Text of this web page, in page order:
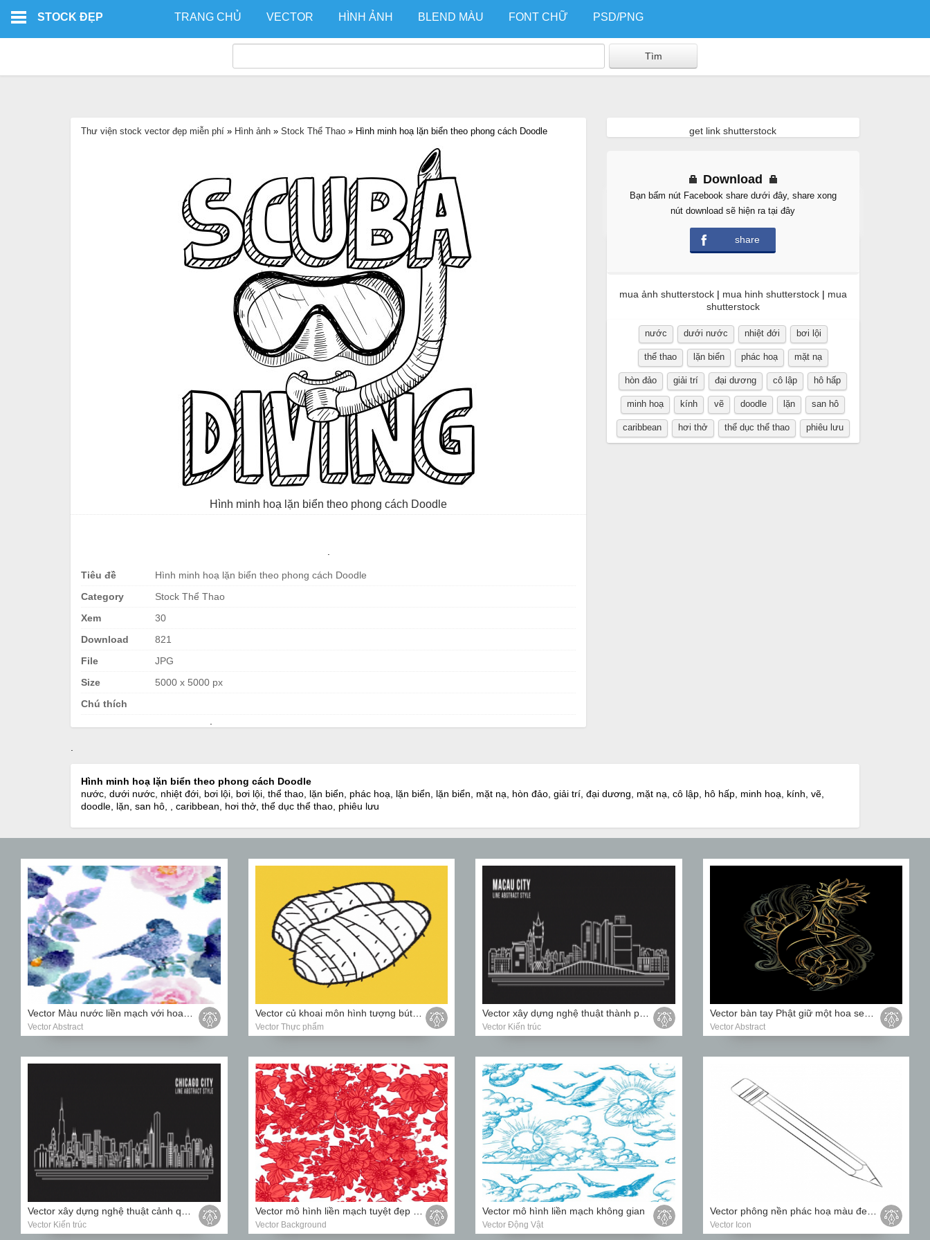
STOCK ĐẸP TRANG CHỦ VECTOR HÌNH ẢNH BLEND MÀU FONT CHỮ PSD/PNG
Thư viện stock vector đẹp miễn phí » Hình ảnh » Stock Thể Thao » Hình minh hoạ lặn biển theo phong cách Doodle
Hình minh hoạ lặn biển theo phong cách Doodle
Tiêu đề
Hình minh hoạ lặn biển theo phong cách Doodle
Category
Stock Thể Thao
Xem
30
Download
821
File
JPG
Size
5000 x 5000 px
Chú thích
get link shutterstock
Free Download
Download
Bạn bấm nút Facebook share dưới đây, share xong
nút download sẽ hiện ra tại đây
share
mua ảnh shutterstock| mua hinh shutterstock| mua
shutterstock
nước dưới nước nhiệt đới bơi lội
thể thao lặn biển phác hoạ mặt nạ
hòn đảo giải trí đại dương cô lập hô hấp
minh hoạ kính vẽ doodle lặn san hô
caribbean hơi thở thể dục thể thao phiêu lưu
Hình minh hoạ lặn biển theo phong cách Doodle
nước, dưới nước, nhiệt đới, bơi lội, bơi lội, thể thao, lặn biển, phác hoạ, lặn biển, lặn biển, mặt nạ, hòn đảo, giải trí, đại dương, mặt nạ, cô lập, hô hấp, minh hoạ, kính, vẽ,
doodle, lặn, san hô, , caribbean, hơi thở, thể dục thể thao, phiêu lưu
Vector Abstract
Vector củ khoai môn hình tượng bút chì
Vector Thực phẩm Vector Kiến trúc
Vector bàn tay Phật giữ một hoa sen như biểu tượng của sự tinh khiết, tâm linh và giác ngộ
Vector Abstract
Vector Kiến trúc Vector Background
Vector mô hình liền mạch không gian
Vector Động Vật
Vector phông nền phác hoạ màu đen trên nền trắng.
Vector Icon